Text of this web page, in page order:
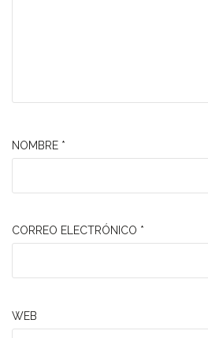
NOMBRE *
CORREO ELECTRÓNICO *
WEB